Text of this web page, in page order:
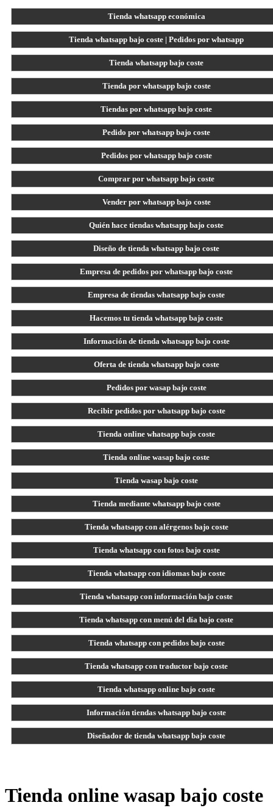
Tienda whatsapp económica
Tienda whatsapp bajo coste | Pedidos por whatsapp
Tienda whatsapp bajo coste
Tienda por whatsapp bajo coste
Tiendas por whatsapp bajo coste
Pedido por whatsapp bajo coste
Pedidos por whatsapp bajo coste
Comprar por whatsapp bajo coste
Vender por whatsapp bajo coste
Quién hace tiendas whatsapp bajo coste
Diseño de tienda whatsapp bajo coste
Empresa de pedidos por whatsapp bajo coste
Empresa de tiendas whatsapp bajo coste
Hacemos tu tienda whatsapp bajo coste
Información de tienda whatsapp bajo coste
Oferta de tienda whatsapp bajo coste
Pedidos por wasap bajo coste
Recibir pedidos por whatsapp bajo coste
Tienda online whatsapp bajo coste
Tienda online wasap bajo coste
Tienda wasap bajo coste
Tienda mediante whatsapp bajo coste
Tienda whatsapp con alérgenos bajo coste
Tienda whatsapp con fotos bajo coste
Tienda whatsapp con idiomas bajo coste
Tienda whatsapp con información bajo coste
Tienda whatsapp con menú del día bajo coste
Tienda whatsapp con pedidos bajo coste
Tienda whatsapp con traductor bajo coste
Tienda whatsapp online bajo coste
Información tiendas whatsapp bajo coste
Diseñador de tienda whatsapp bajo coste
Tienda online wasap bajo coste